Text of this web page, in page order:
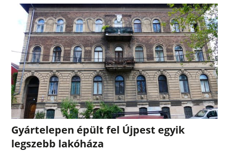
Gyártelepen épült fel Újpest egyik
legszebb lakóháza